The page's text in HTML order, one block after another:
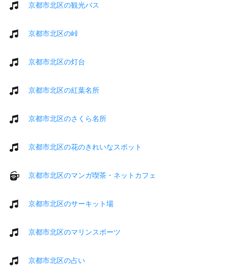
京都市北区の観光バス
京都市北区の峠
京都市北区の灯台
京都市北区の紅葉名所
京都市北区のさくら名所
京都市北区の花のきれいなスポット
京都市北区のマンガ喫茶・ネットカフェ
京都市北区のサーキット場
京都市北区のマリンスポーツ
京都市北区の占い